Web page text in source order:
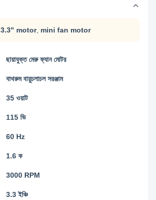
3.3" motor, mini fan motor
ছায়াযুক্ত মেরু ফ্যান মোটর
বাথরুম বায়ুচলাচল সরঞ্জাম
35 ওয়াট
115 ভি
60 Hz
1.6 ক
3000 RPM
3.3 ইঞ্চি